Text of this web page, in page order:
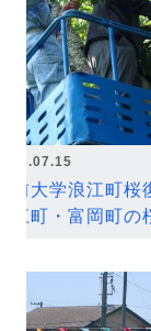
2026.07.15
弘前大学浪江町
浪江町・富岡町の